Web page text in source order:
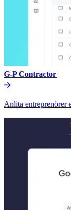
G-P Contractor​​
Anlita entreprenörer